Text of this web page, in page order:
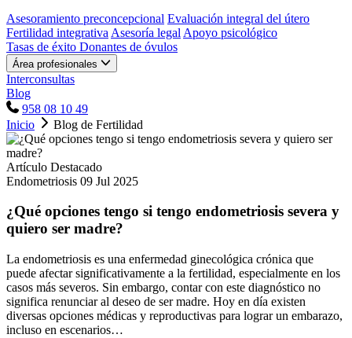
Asesoramiento preconcepcional Evaluación integral del útero
Fertilidad integrativaAsesoría legalApoyo psicológico
Tasas de éxito Donantes de óvulos
Área profesionales
Interconsultas
Blog
958 08 10 49
Inicio
Blog de Fertilidad
Artículo Destacado
Endometriosis 09 Jul 2025
¿Qué opciones tengo si tengo endometriosis severa y
quiero ser madre?
La endometriosis es una enfermedad ginecológica crónica que
puede afectar significativamente a la fertilidad, especialmente en los
casos más severos. Sin embargo, contar con este diagnóstico no
significa renunciar al deseo de ser madre. Hoy en día existen
diversas opciones médicas y reproductivas para lograr un embarazo,
incluso en escenarios…